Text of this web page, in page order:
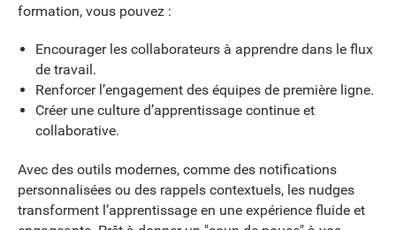
formation, vous pouvez :
Encourager les collaborateurs à apprendre dans le flux
de travail.
Renforcer l’engagement des équipes de première ligne.
Créer une culture d’apprentissage continue et
collaborative.
Avec des outils modernes, comme des notifications
personnalisées ou des rappels contextuels, les nudges
transforment l’apprentissage en une expérience fluide et